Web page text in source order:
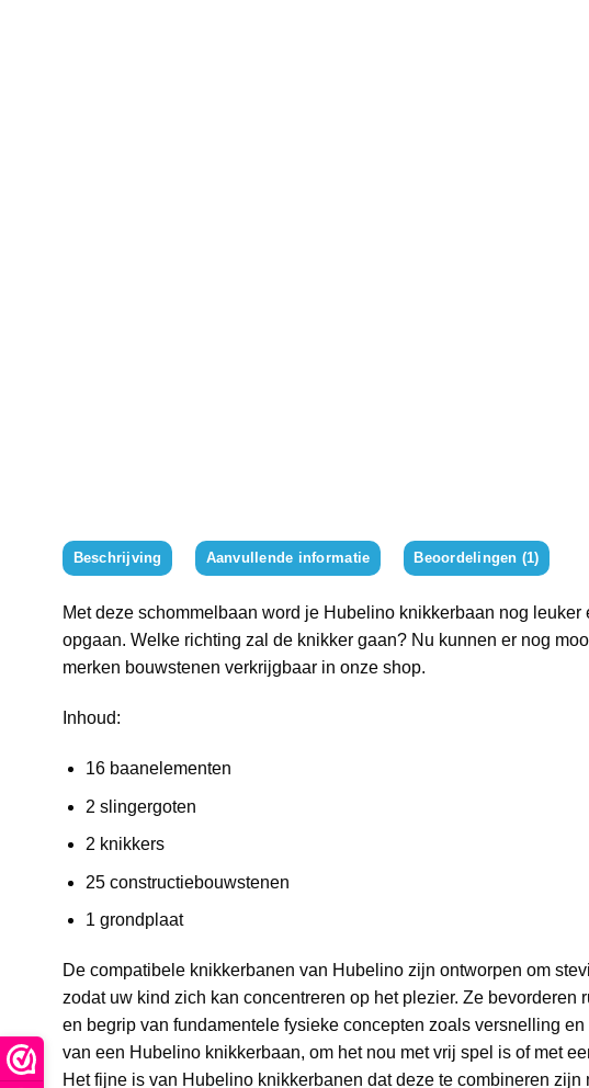
Beschrijving Aanvullende informatie Beoordelingen (1)
Met deze schommelbaan word je Hubelino knikkerbaan nog
opgaan. Welke richting zal de knikker gaan? Nu kunnen er nog
merken bouwstenen verkrijgbaar in onze shop.
Inhoud:
16 baanelementen
2 slingergoten
2 knikkers
25 constructiebouwstenen
1 grondplaat
De compatibele knikkerbanen van Hubelino zijn ontworpen om
zodat uw kind zich kan concentreren op het plezier. Ze bevorderen
en begrip van fundamentele fysieke concepten zoals versnelling
van een Hubelino knikkerbaan, om het nou met vrij spel is of met
Het fijne is van Hubelino knikkerbanen dat deze te combineren